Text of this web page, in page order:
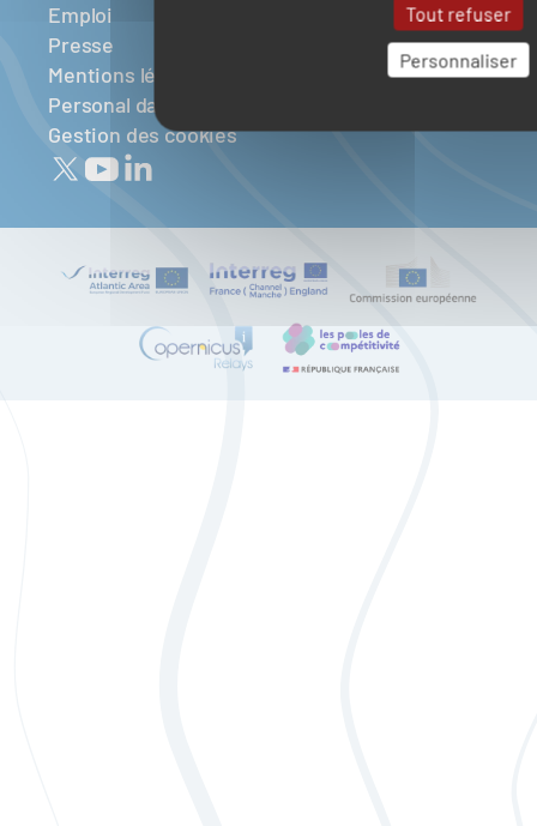
Tout refuser
Personnaliser
Emploi
Presse
Mentions légales
Personal data
Gestion des cookies